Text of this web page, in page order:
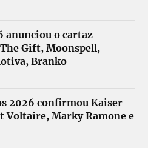
anunciou o cartaz
Gift, Moonspell,
Branko
2026 confirmou Kaiser
Voltaire, Marky Ramone e